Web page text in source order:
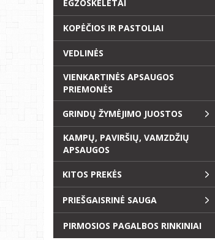
EGZOSKELETAI
KOPĖČIOS IR PASTOLIAI
VEDLINĖS
VIENKARTINĖS APSAUGOS
PRIEMONĖS
GRINDŲ ŽYMĖJIMO JUOSTOS
KAMPŲ, PAVIRŠIŲ, VAMZDŽIŲ
APSAUGOS
KITOS PREKĖS
PRIEŠGAISRINĖ SAUGA
PIRMOSIOS PAGALBOS RINKINIAI